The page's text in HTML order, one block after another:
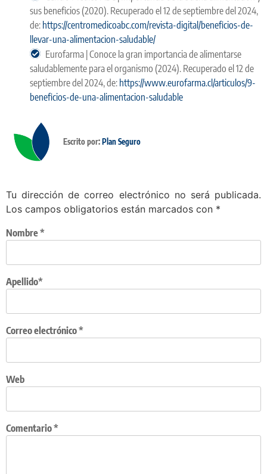
sus beneficios (2020). Recuperado el 12 de septiembre del 2024,
de: https://centromedicoabc.com/revista-digital/beneficios-de-
llevar-una-alimentacion-saludable/
Eurofarma | Conoce la gran importancia de alimentarse
saludablemente para el organismo (2024). Recuperado el 12 de
septiembre del 2024, de: https://www.eurofarma.cl/articulos/9-
beneficios-de-una-alimentacion-saludable
Escrito por:Plan Seguro
Tu dirección de correo electrónico no será publicada.
Los campos obligatorios están marcados con *
Apellido*
Nombre*
Correo electrónico*
Web
Comentario*